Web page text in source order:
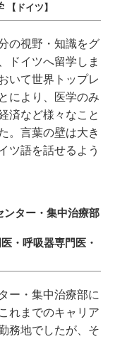
【ドイツ】
の視野・知識をグ
ドイツへ留学しま
いて世界トップレ
により、医学のみ
済など様々なこと
。言葉の壁は大き
ツ語を話せるよう
ンター・集中治療部
・呼吸器専門医・
ー・集中治療部に
れまでのキャリア
務地でしたが、そ